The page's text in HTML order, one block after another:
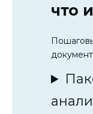
что